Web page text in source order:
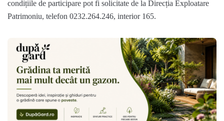
condițiile de participare pot fi solicitate de la Direcția Exploatare
Patrimoniu, telefon 0232.264.246, interior 165.